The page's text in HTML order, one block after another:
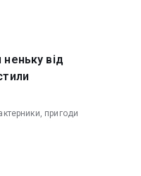
від
пригоди